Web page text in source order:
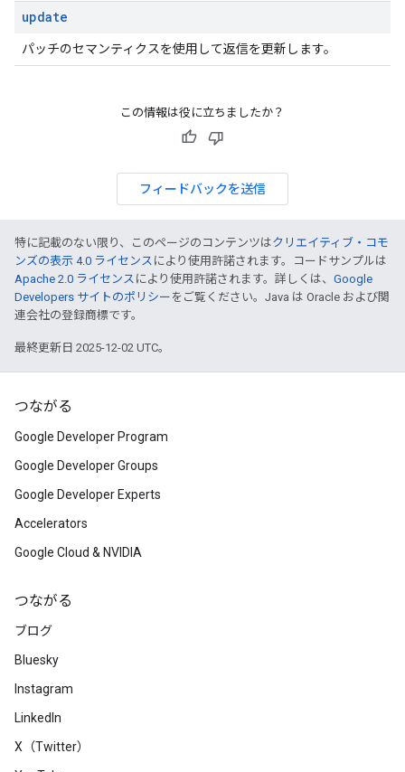
update
パッチのセマンティクスを使用して返信を更新します。
この情報は役に立ちましたか？
フィードバックを送信
特に記載のない限り、このページのコンテンツはクリエイティブ・コモ
ンズの表示 4.0 ライセンス により使用許諾されます。コードサンプルは
Apache 2.0 ライセンス により使用許諾されます。詳しくは、 Google
Developers サイトのポリシー をご覧ください。Java は Oracle および関
連会社の登録商標です。
最終更新日 2025-12-02 UTC。
つながる
Google Developer Program
Google Developer Groups
Google Developer Experts
Accelerators
Google Cloud & NVIDIA
つながる
ブログ
Bluesky
Instagram
LinkedIn
X（Twitter）